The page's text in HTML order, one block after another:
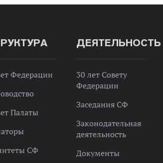
Федерации
Палаты
СФ
ДЕЯТЕЛЬНОСТЬ
30 лет Совету
Федерации
Заседания СФ
Законодательная
деятельность
Документы